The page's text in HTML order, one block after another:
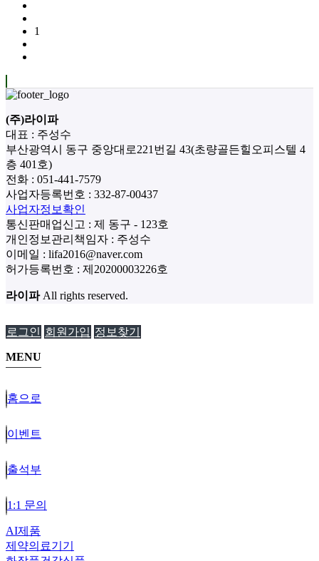
1
(주)라이파
대표 : 주성수
부산광역시 동구 중앙대로221번길 43(초량골든힐오피스텔 4
층 401호)
전화 : 051-441-7579
사업자등록번호 : 332-87-00437
사업자정보확인
통신판매업신고 : 제 동구 - 123호
개인정보관리책임자 : 주성수
이메일 : lifa2016@naver.com
허가등록번호 : 제20200003226호
라이파All rights reserved.
로그인 회원가입 정보찾기
MENU
홈으로
이벤트
출석부
1:1 문의
AI제품
제약의료기기